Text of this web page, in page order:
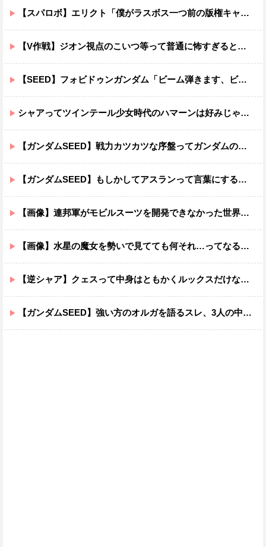
【スパロボ】エリクト「僕がラスボス一つ前の版権キャラ最後の敵ってちょっと荷が重すぎない？」
【V作戦】ジオン視点のこいつ等って普通に怖すぎると思う…
【SEED】フォビドゥンガンダム「ビーム弾きます、ビーム曲げられます、空飛びます」←二世代目でこれ出来るのおかしいだろ
シャアってツインテール少女時代のハマーンは好みじゃなかったの？
【ガンダムSEED】戦力カツカツな序盤ってガンダムの中だと割と珍しい気がする
【ガンダムSEED】もしかしてアスランって言葉にするのが下手なだけでめっちゃいい人なのでは？
【画像】連邦軍がモビルスーツを開発できなかった世界線のガンダムｗｗｗｗｗｗｗ
【画像】水星の魔女を勢いで見てても何それ…ってなる部分ｗｗｗｗｗｗｗｗ
【逆シャア】クェスって中身はともかくルックスだけなら最高だな
【ガンダムSEED】強い方のオルガを語るスレ、3人の中でも強化は一番されてない方